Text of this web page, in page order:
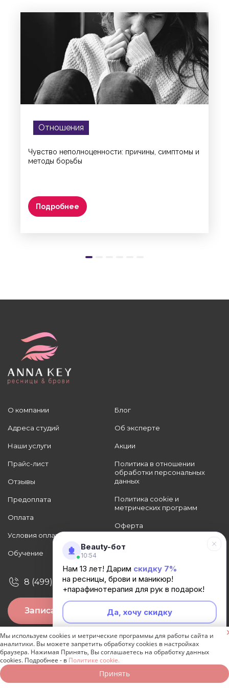
Отношения
Чувство неполноценности: причины, симптомы и
методы борьбы
Подробнее
О компании
Адреса студий
Наши услуги
Прайс-лист
Отзывы
Предоплата
Оплата
Условия оплаты
Обучение
Блог
Об эксперте
Акции
Политика в отношении
обработки персональных
данных
Политика cookie и
метрических программ
Оферта
Карта сайта
8 (499) 444-63-59
Записаться онлайн
Мы в соцсетях:
Beauty-бот
10:54
Нам 13 лет! Дарим скидку 7%
на ресницы, брови и маникюр!
+парафинотерапия для рук в подарок!
Да, хочу скидку
Неинтересно
Мы используем cookies и метрические программы для работы сайта и
аналитики. Вы можете запретить обработку cookies в настройках
браузера. Нажимая Принять, Вы соглашаетесь на обработку данных
cookies. Подробнее - в Политике cookie.
Принять